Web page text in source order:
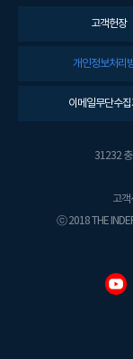
고객헌장
개인정보처리
이메일무단수
31232
고
ⓒ 2018 THE